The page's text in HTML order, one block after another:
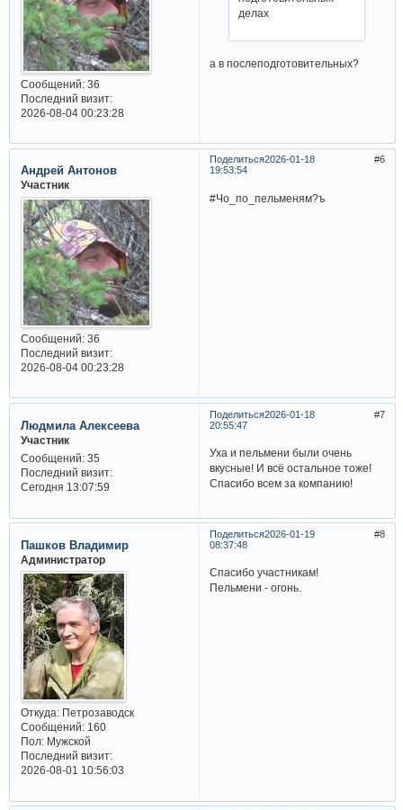
Сообщений:36
Последний визит:
2026-08-04 00:23:28
делах
а в послеподготовительных?
Поделиться 6
2026-01-18
19:53:54
Андрей Антонов
Участник
Сообщений:36
Последний визит:
2026-08-04 00:23:28
#Чо_по_пельменям?ъ
Поделиться 7
2026-01-18
20:55:47
Людмила Алексеева
Участник
Сообщений:35
Последний визит:
Сегодня 13:07:59
Уха и пельмени были очень
вкусные! И всё остальное тоже!
Спасибо всем за компанию!
Поделиться 8
2026-01-19
08:37:48
Пашков Владимир
Администратор
Откуда:Петрозаводск
Сообщений:160
Пол:Мужской
Последний визит:
2026-08-01 10:56:03
Спасибо участникам!
Пельмени - огонь.